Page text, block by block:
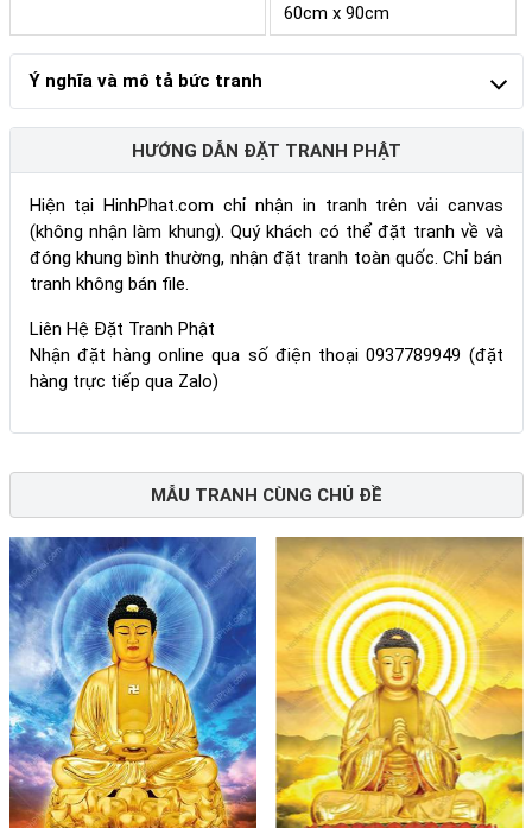
60cm x 90cm
Ý nghĩa và mô tả bức tranh
HƯỚNG DẪN ĐẶT TRANH PHẬT
Hiện tại HinhPhat.com chỉ nhận in tranh trên vải canvas
(không nhận làm khung). Quý khách có thể đặt tranh về và
đóng khung bình thường, nhận đặt tranh toàn quốc. Chỉ bán
tranh không bán file.
Liên Hệ Đặt Tranh Phật
Nhận đặt hàng online qua số điện thoại 0937789949 (đặt
hàng trực tiếp qua Zalo)
MẪU TRANH CÙNG CHỦ ĐỀ